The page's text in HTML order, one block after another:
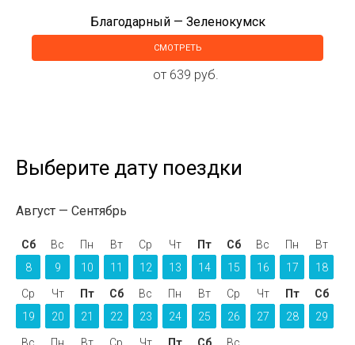
Благодарный — Зеленокумск
СМОТРЕТЬ
от 639 руб.
Выберите дату поездки
Август Сентябрь
Сб
8
Вс
9
Пн
10
Вт
11
Ср
12
Чт
13
Пт
14
Сб
15
Вс
16
Пн
17
Вт
18
Ср
19
Чт
20
Пт
21
Сб
22
Вс
23
Пн
24
Вт
25
Ср
26
Чт
27
Пт
28
Сб
29